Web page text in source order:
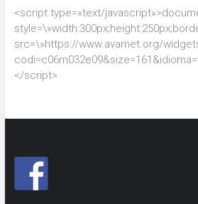
<script type=»text/
src=\»https://www.avamet.org/
</script>